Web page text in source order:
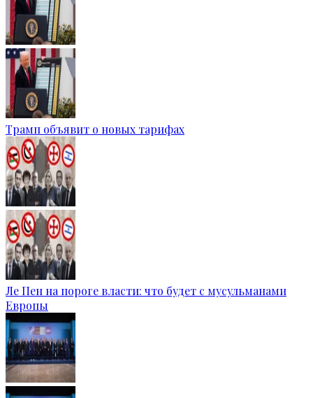
Трамп объявит о новых тарифах
Ле Пен на пороге власти: что будет с мусульманами
Европы